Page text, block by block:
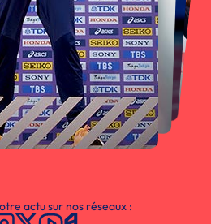
actu sur nos réseaux :